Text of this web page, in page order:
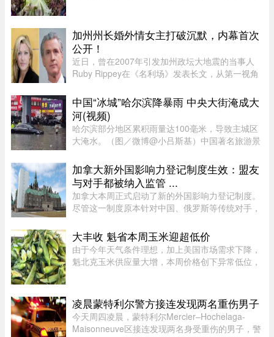
菜，今年只能卖10车左右。生 ...
加州州长婚外情女主打破沉默，内幕首次
公开！
近日，曾在2007年引发加州政坛大地震的当事人
Ruby Rippey在《名利场》发表长文，从第一视角
Gavin Newsom的一段婚外情。这段尘封多年的往
事再次被推向风口浪尖。Gavin New ...
中国“冰城”哈尔滨降暴雨 中央大街淹成大
河(视频)
哈尔滨部分地区累积雨量达100毫米，导致主城区
大淹水。（图／微博@小吕斯基）中国著名旅游景
雨量达100毫米，导致主城区大淹水。游客最爱逛
的中央大街，也积水严重。民众 ...
加拿大新外国影响力登记制度生效：盟友
与对手都被纳入监管 ...
加拿大本周正式启动了新的外国影响力登记制度。
尽管这一制度原本针对中国、俄罗斯等传统对手，
管。该制度在立法通过两年后启动实施，旨在通过
要求相关活动公开申报、设 ...
大丰收 魁省本周玉米迎超低价
由于今年天气条件理想，加上美国市场需求下降，
魁北克玉米供应量大增，本周价格创下异常低位，
人David Côté表示， ...
凌晨蒙特利尔警方接连发现两名重伤男子
今天周四凌晨，蒙特利尔Mercier–Hochelaga-
Maisonneuve区接连发现两名身受重伤的男子，警